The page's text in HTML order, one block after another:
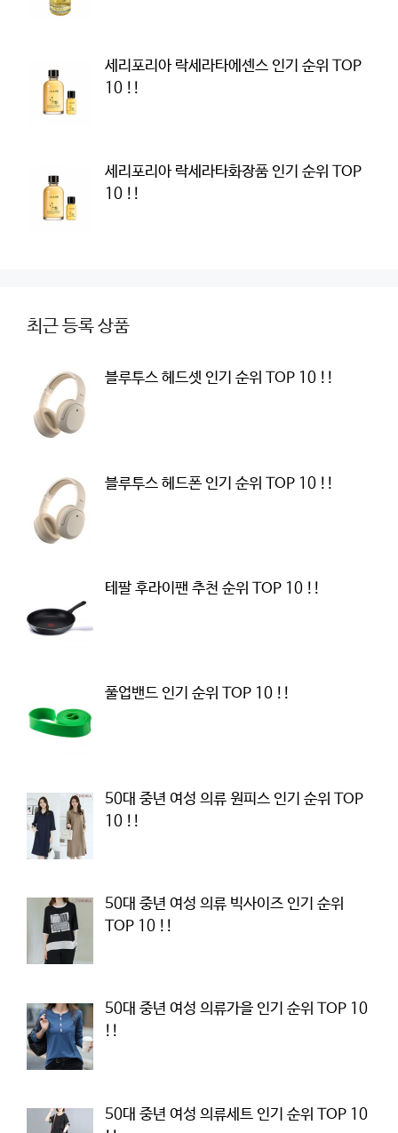
세리포리아 락세라타에센스 인기 순위 TOP
10 !!
세리포리아 락세라타화장품 인기 순위 TOP
10 !!
최근 등록 상품
블루투스 헤드셋 인기 순위 TOP 10 !!
블루투스 헤드폰 인기 순위 TOP 10 !!
테팔 후라이팬 추천 순위 TOP 10 !!
풀업밴드 인기 순위 TOP 10 !!
50대 중년 여성 의류 원피스 인기 순위 TOP
10 !!
50대 중년 여성 의류 빅사이즈 인기 순위
TOP 10 !!
50대 중년 여성 의류가을 인기 순위 TOP 10
!!
50대 중년 여성 의류세트 인기 순위 TOP 10